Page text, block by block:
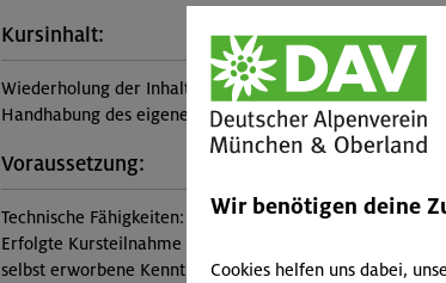
Kursinhalt:
Wiederholung der Inhalte des Grundkurses,
Handhabung des eigenen Sicherungsgeräts
Voraussetzung:
Technische Fähigkeiten:
Erfolgte Kursteilnahme am Kurstyp "Grundkurs
selbst erworbene Kenntnisse und Fähigkeiten,
Wir benötigen deine
Cookies helfen uns dabei,